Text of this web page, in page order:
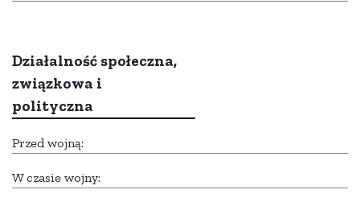
Działalność społeczna,
związkowa i
polityczna
Przed wojną:
W czasie wojny: